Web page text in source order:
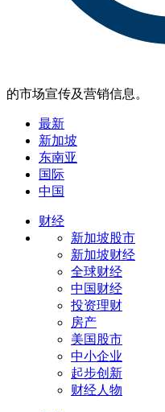
的市场宣传及营销信息。
最新
新加坡
东南亚
国际
中国
财经
新加坡股市
新加坡财经
全球财经
中国财经
投资理财
房产
美国股市
中小企业
起步创新
财经人物